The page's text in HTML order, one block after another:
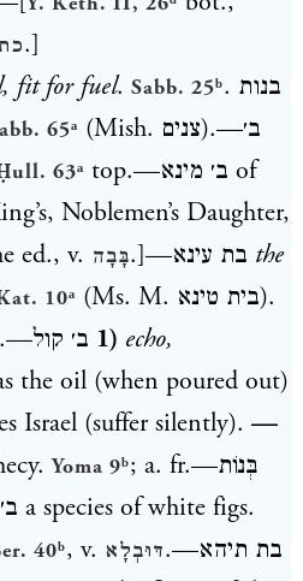
.]
fit for fuel. Sabb. 25ᵇ. בנות
65ᵃ (Mish. צנים).—ב׳
63ᵃ top.—ב׳ מינא of
Noblemen’s Daughter,
ed., v. בָּבָה
the
10ᵃ (Ms. M. בית טינא).
.—ב׳ קול 1) echo,
the oil (when poured out)
Israel (suffer silently). —
Yoma 9ᵇ; a. fr.—בְּנוֹת
a species of white figs.
40ᵇ, v. דּוּבְלָא.—בת תיהא